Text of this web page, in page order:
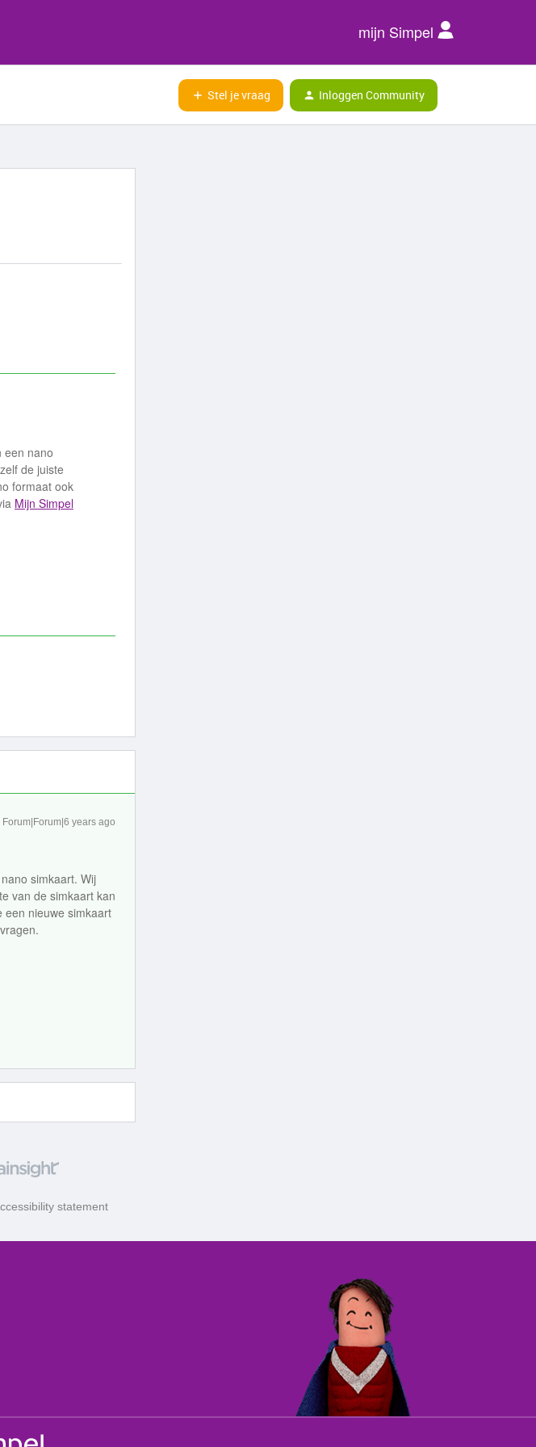
mijn Simpel
Stel je vraag Inloggen Community
een nano
de juiste
formaat ook
Mijn Simpel
Forum|Forum|6 years ago
simkaart. Wij
van de simkaart kan
een nieuwe simkaart
statement